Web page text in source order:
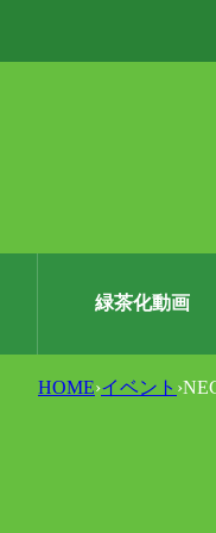
緑茶化動画
HOME›イベント ›